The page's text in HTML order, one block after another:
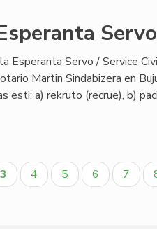
Servo
Esperanta Servo / Service
Martin Sindabizera en
esti: a) rekruto (recrue), b)
Aktuala
paĝo
3 Paĝo
4 Paĝo
5 Paĝo
6 Paĝo
7